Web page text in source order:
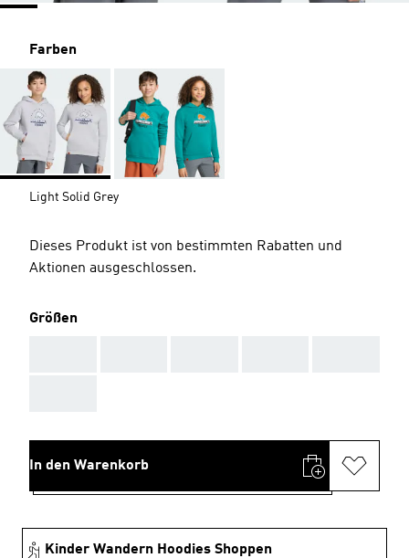
Farben
Light Solid Grey
Dieses Produkt ist von bestimmten Rabatten und
Aktionen ausgeschlossen.
Größen
In den Warenkorb
Kinder Wandern Hoodies Shoppen